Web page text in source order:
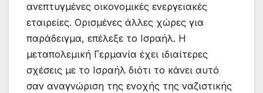
ανεπτυγμένες οικονομικές ενεργειακές
εταιρείες. Ορισμένες άλλες χώρες για
παράδειγμα, επέλεξε το Ισραήλ. Η
μεταπολεμική Γερμανία έχει ιδιαίτερες
σχέσεις με το Ισραήλ διότι το κάνει αυτό
σαν αναγνώριση της ενοχής της ναζιστικής